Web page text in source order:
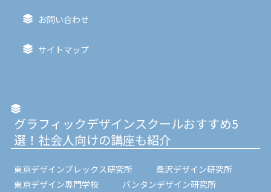
お問い合わせ
サイトマップ
グラフィックデザインスクールおすすめ5
選！社会人向けの講座も紹介
東京デザインプレックス研究所
桑沢デザイン研究所
東京デザイン専門学校
バンタンデザイン研究所